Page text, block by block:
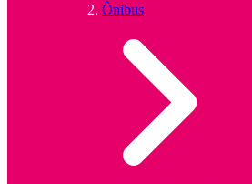
Ônibus